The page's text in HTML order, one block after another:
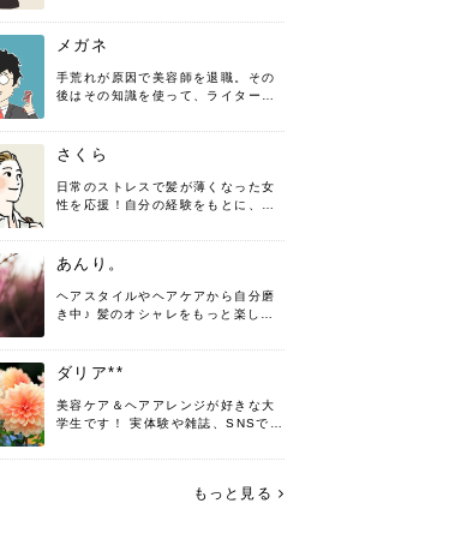
す！
メガネ
手荒れが原因で美容師を退職。その
後はその知識を使って、ライターと
髪の知識をわかりやすく紹介しま
す！
さくら
日常のストレスで髪が薄くなった女
性を応援！自分の経験をもとに、執
あんり。
ヘアスタイルやヘアケアから自分磨
き中♪ 髪のオシャレをもっと楽しめ
♡ 役立つ情報をお届けできるように
頑張ります！よろしくお願いしま
ダリア**
美容ケア＆ヘアアレンジが好きな大
学生です！ 実体験や雑誌、SNSで知
す。 これからよろしくお願いします
もっと見る